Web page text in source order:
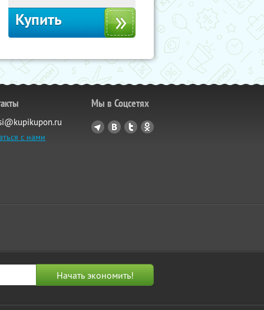
Купить
с нами
Мы в Соцсетях